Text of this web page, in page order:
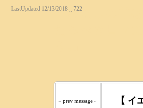
LastUpdated 12/13/2018 _ 722『わたしの羊
« prev message « 【